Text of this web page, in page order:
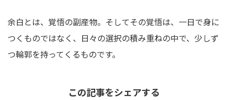
余白とは、覚悟の副産物。そしてその覚悟は、一日で身に
つくものではなく、日々の選択の積み重ねの中で、少しず
つ輪郭を持ってくるものです。
この記事をシェアする